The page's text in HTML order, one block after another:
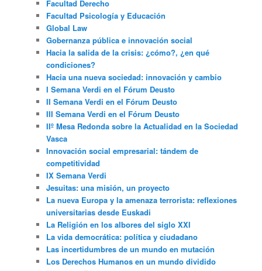
Facultad Derecho
Facultad Psicología y Educación
Global Law
Gobernanza pública e innovación social
Hacia la salida de la crisis: ¿cómo?, ¿en qué
condiciones?
Hacia una nueva sociedad: innovación y cambio
I Semana Verdi en el Fórum Deusto
II Semana Verdi en el Fórum Deusto
III Semana Verdi en el Fórum Deusto
IIº Mesa Redonda sobre la Actualidad en la Sociedad
Vasca
Innovación social empresarial: tándem de
competitividad
IX Semana Verdi
Jesuitas: una misión, un proyecto
La nueva Europa y la amenaza terrorista: reflexiones
universitarias desde Euskadi
La Religión en los albores del siglo XXI
La vida democrática: política y ciudadano
Las incertidumbres de un mundo en mutación
Los Derechos Humanos en un mundo dividido